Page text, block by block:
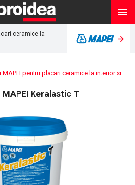
ceramice la
MAPEI pentru placari ceramice la interior si
Keralastic T